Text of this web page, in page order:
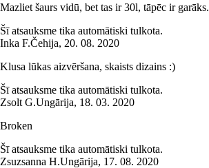
Mazliet šaurs vidū, bet tas ir 30l, tāpēc ir garāks.
Šī atsauksme tika automātiski tulkota.
Inka F.Čehija, 20. 08. 2020
Klusa lūkas aizvēršana, skaists dizains :)
Šī atsauksme tika automātiski tulkota.
Zsolt G.Ungārija, 18. 03. 2020
Broken
Šī atsauksme tika automātiski tulkota.
Zsuzsanna H.Ungārija, 17. 08. 2020